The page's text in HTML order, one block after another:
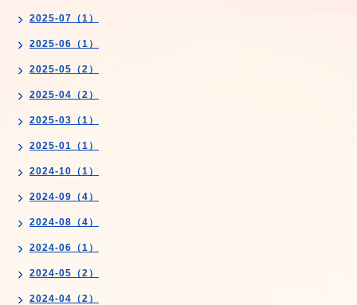
2025-07（1）
2025-06（1）
2025-05（2）
2025-04（2）
2025-03（1）
2025-01（1）
2024-10（1）
2024-09（4）
2024-08（4）
2024-06（1）
2024-05（2）
2024-04（2）